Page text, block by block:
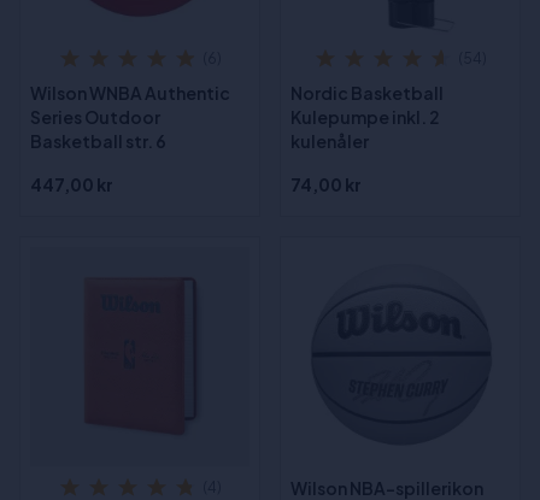
Wilson WNBA Authentic
Series Outdoor
Basketball str. 6
447,00 kr
Nordic Basketball
Kulepumpe inkl. 2
kulenåler
74,00 kr
Wilson NBA-spillerikon